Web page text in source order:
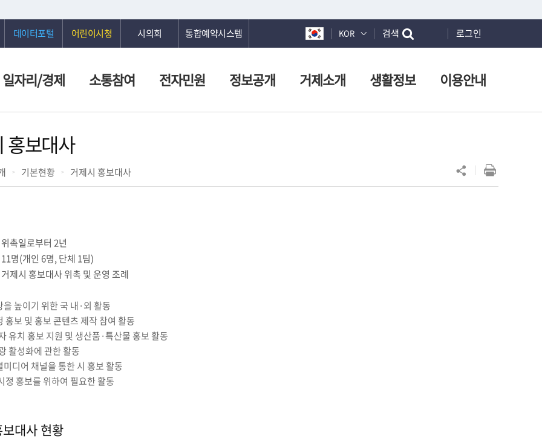
데이터포털 어린이시청 시의회 통합예약시스템 KOR 검색 로그인
일자리/경제 소통참여 전자민원 정보공개 거제소개 생활정보 이용안내
홍보대사
기본현황 거제시 홍보대사
촉일로부터 2년
명(개인 6명, 단체 1팀)
제시 홍보대사 위촉 및 운영 조례
을 높이기 위한 국 내·외 활동
홍보 및 홍보 콘텐츠 제작 참여 활동
유치 홍보 지원 및 생산품·특산물 홍보 활동
활성화에 관한 활동
미디어 채널을 통한 시 홍보 활동
정 홍보를 위하여 필요한 활동
대사 현황